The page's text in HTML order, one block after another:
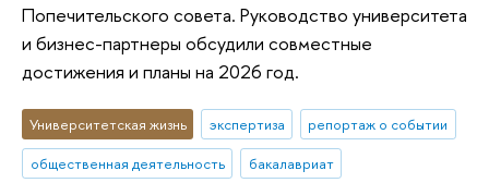
Попечительского совета. Руководство университета
и бизнес-партнеры обсудили совместные
достижения и планы на 2026 год.
Университетская жизнь экспертиза
репортаж о событии
общественная деятельность
бакалавриат